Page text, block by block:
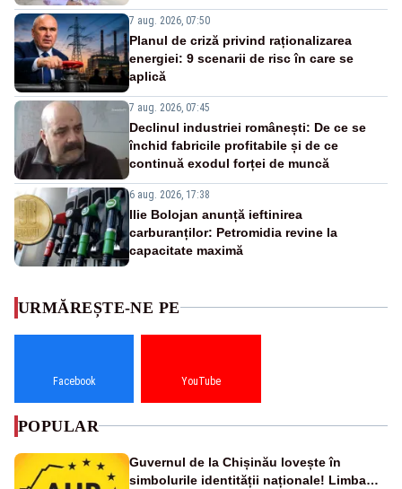
7 aug. 2026, 07:50
Planul de criză privind raționalizarea
energiei: 9 scenarii de risc în care se
aplică
7 aug. 2026, 07:45
Declinul industriei românești: De ce se
închid fabricile profitabile și de ce
continuă exodul forței de muncă
6 aug. 2026, 17:38
Ilie Bolojan anunță ieftinirea
carburanților: Petromidia revine la
capacitate maximă
URMĂREȘTE-NE PE
Facebook YouTube
POPULAR
Guvernul de la Chișinău lovește în
simbolurile identității naționale! Limba